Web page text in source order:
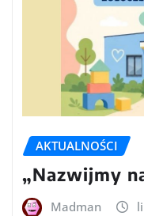
AKTUALNOŚCI
„Nazwijmy
Madman